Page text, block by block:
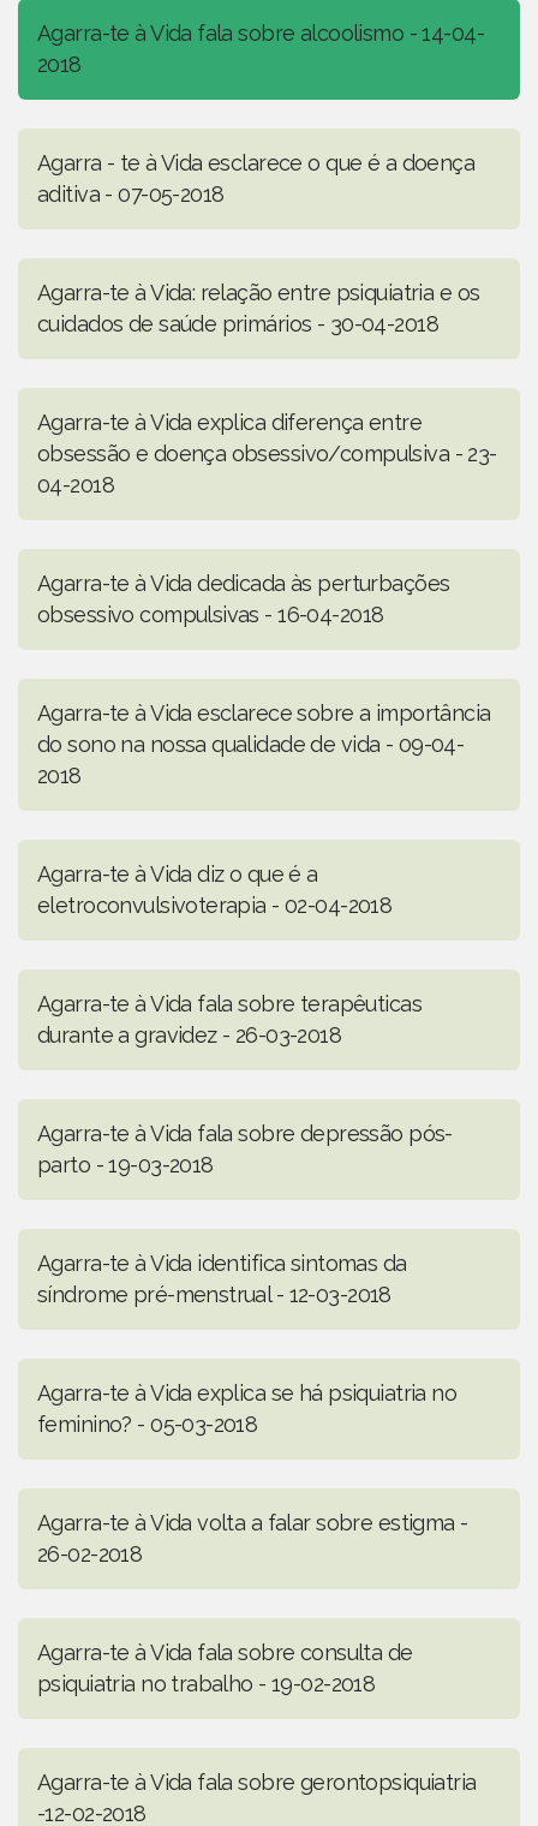
Agarra-te à Vida fala sobre alcoolismo - 14-04-
2018
Agarra - te à Vida esclarece o que é a doença
aditiva - 07-05-2018
Agarra-te à Vida: relação entre psiquiatria e os
cuidados de saúde primários - 30-04-2018
Agarra-te à Vida explica diferença entre
obsessão e doença obsessivo/compulsiva - 23-
04-2018
Agarra-te à Vida dedicada às perturbações
obsessivo compulsivas - 16-04-2018
Agarra-te à Vida esclarece sobre a importância
do sono na nossa qualidade de vida - 09-04-
2018
Agarra-te à Vida diz o que é a
eletroconvulsivoterapia - 02-04-2018
Agarra-te à Vida fala sobre terapêuticas
durante a gravidez - 26-03-2018
Agarra-te à Vida fala sobre depressão pós-
parto - 19-03-2018
Agarra-te à Vida identifica sintomas da
síndrome pré-menstrual - 12-03-2018
Agarra-te à Vida explica se há psiquiatria no
feminino? - 05-03-2018
Agarra-te à Vida volta a falar sobre estigma -
26-02-2018
Agarra-te à Vida fala sobre consulta de
psiquiatria no trabalho - 19-02-2018
Agarra-te à Vida fala sobre gerontopsiquiatria
-12-02-2018